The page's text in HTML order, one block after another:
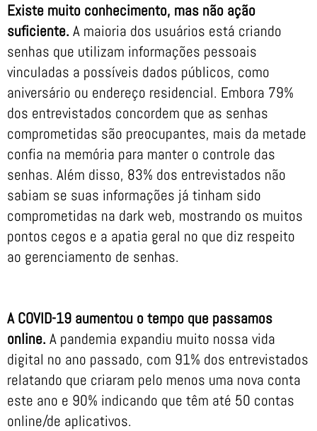
Existe muito conhecimento, mas não ação
suficiente. A maioria dos usuários está criando
senhas que utilizam informações pessoais
vinculadas a possíveis dados públicos, como
aniversário ou endereço residencial. Embora 79%
dos entrevistados concordem que as senhas
comprometidas são preocupantes, mais da metade
confia na memória para manter o controle das
senhas. Além disso, 83% dos entrevistados não
sabiam se suas informações já tinham sido
comprometidas na dark web, mostrando os muitos
pontos cegos e a apatia geral no que diz respeito
ao gerenciamento de senhas.
A COVID-19 aumentou o tempo que passamos
online. A pandemia expandiu muito nossa vida
digital no ano passado, com 91% dos entrevistados
relatando que criaram pelo menos uma nova conta
este ano e 90% indicando que têm até 50 contas
online/de aplicativos.